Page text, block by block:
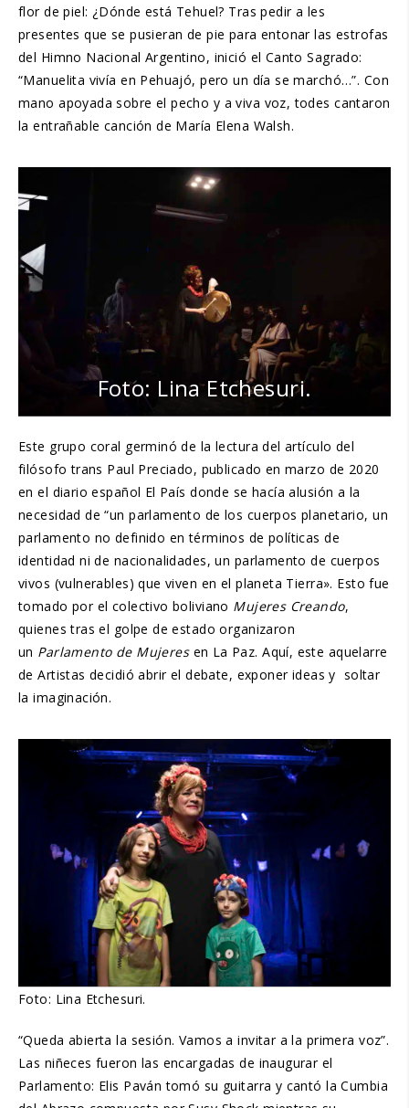
flor de piel: ¿Dónde está Tehuel? Tras pedir a les
presentes que se pusieran de pie para entonar las estrofas
del Himno Nacional Argentino, inició el Canto Sagrado:
“Manuelita vivía en Pehuajó, pero un día se marchó…”. Con
mano apoyada sobre el pecho y a viva voz, todes cantaron
la entrañable canción de María Elena Walsh.
Foto: Lina Etchesuri.
Este grupo coral germinó de la lectura del artículo del
filósofo trans Paul Preciado, publicado en marzo de 2020
en el diario español El País donde se hacía alusión a la
necesidad de “un parlamento de los cuerpos planetario, un
parlamento no definido en términos de políticas de
identidad ni de nacionalidades, un parlamento de cuerpos
vivos (vulnerables) que viven en el planeta Tierra». Esto fue
tomado por el colectivo boliviano Mujeres Creando,
quienes tras el golpe de estado organizaron
un Parlamento de Mujeresen La Paz. Aquí, este aquelarre
de Artistas decidió abrir el debate, exponer ideas y soltar
la imaginación.
Foto: Lina Etchesuri.
“Queda abierta la sesión. Vamos a invitar a la primera voz”.
Las niñeces fueron las encargadas de inaugurar el
Parlamento: Elis Paván tomó su guitarra y cantó la Cumbia